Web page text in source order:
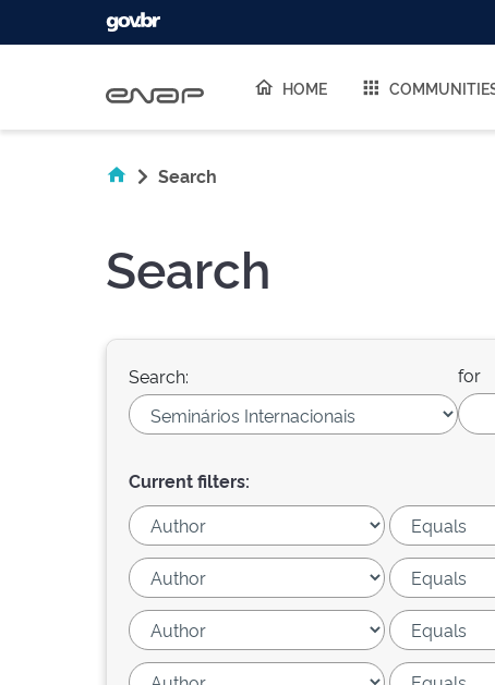
HOME
Search
Search
Search: for
Current filters: